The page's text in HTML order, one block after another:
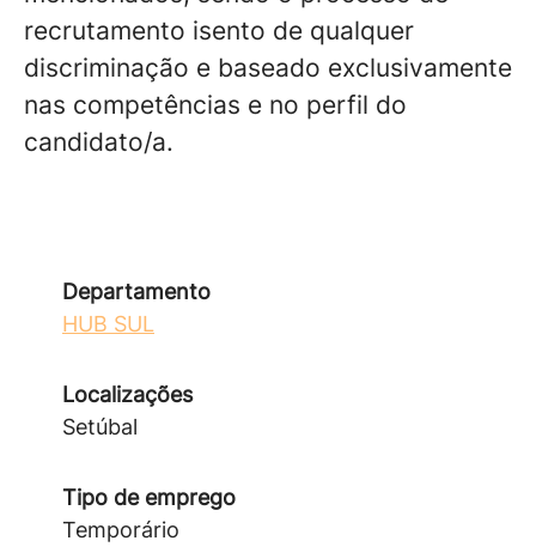
recrutamento isento de qualquer
discriminação e baseado exclusivamente
nas competências e no perfil do
candidato/a.
Departamento
HUB SUL
Localizações
Setúbal
Tipo de emprego
Temporário